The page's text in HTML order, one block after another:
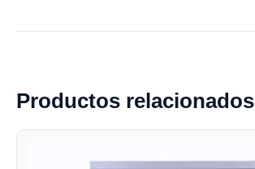
Productos relacionados